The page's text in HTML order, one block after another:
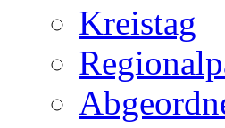
Kreistag